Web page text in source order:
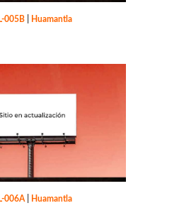
005B| Huamantla
006A| Huamantla